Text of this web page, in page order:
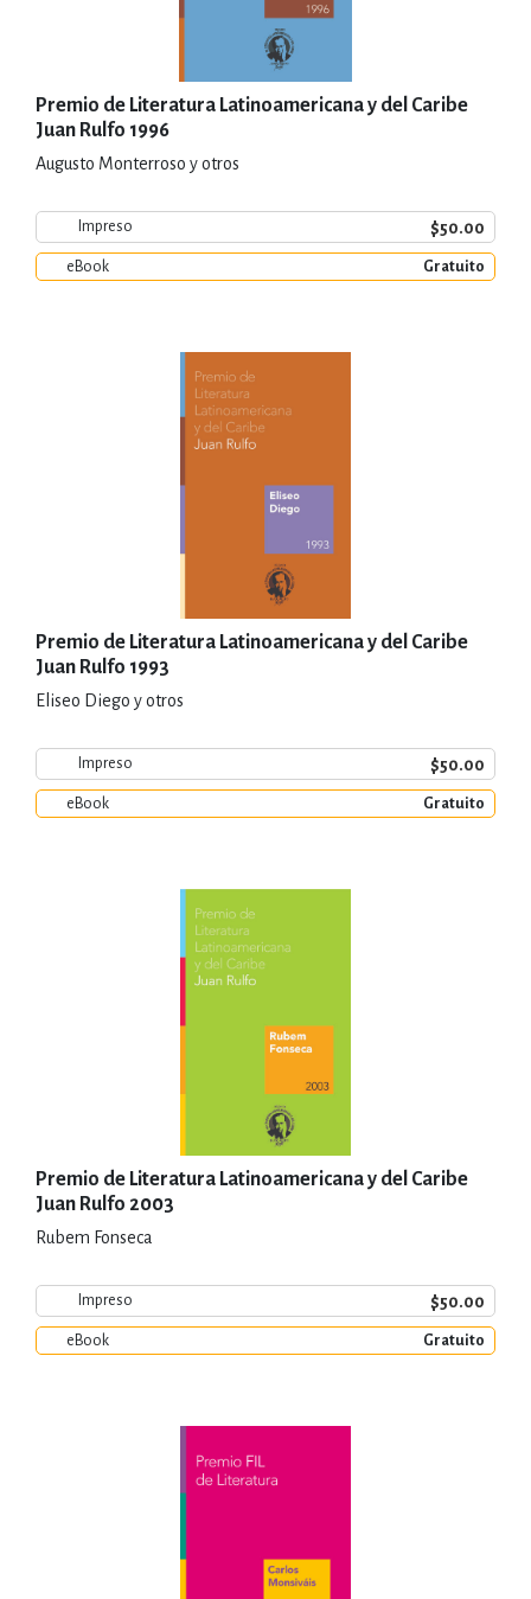
Premio de Literatura Latinoamericana y del Caribe
Juan Rulfo 1996
Augusto Monterroso y otros
Impreso $50.00
eBook Gratuito
Premio de Literatura Latinoamericana y del Caribe
Juan Rulfo 1993
Eliseo Diego y otros
Impreso $50.00
eBook Gratuito
Premio de Literatura Latinoamericana y del Caribe
Juan Rulfo 2003
Rubem Fonseca
Impreso $50.00
eBook Gratuito